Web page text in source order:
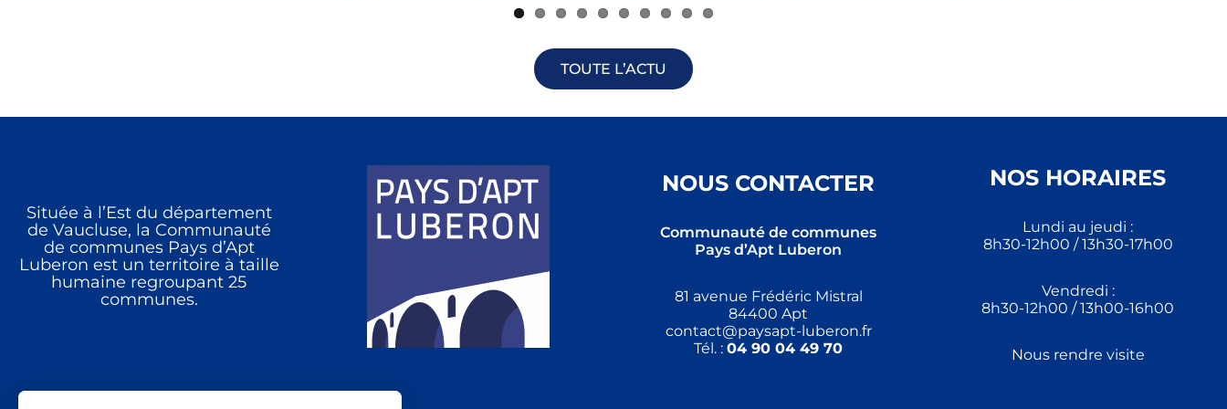
TOUTE L’ACTU
Située à l’Est du département
de Vaucluse, la Communauté
de communes Pays d’Apt
Luberon est un territoire à taille
humaine regroupant 25
communes.
NOUS CONTACTER
Communauté de communes
Pays d’Apt Luberon
81 avenue Frédéric Mistral
84400 Apt
contact@paysapt-luberon.fr
Tél. : 04 90 04 49 70
NOS HORAIRES
Lundi au jeudi :
8h30-12h00 / 13h30-17h00
Vendredi :
8h30-12h00 / 13h00-16h00
Nous rendre visite